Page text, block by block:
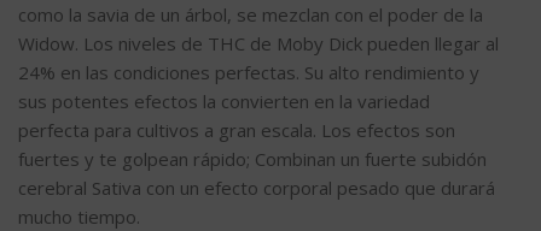
como la savia de un árbol, se mezclan con el poder de la
Widow. Los niveles de THC de Moby Dick pueden llegar al
24% en las condiciones perfectas. Su alto rendimiento y
sus potentes efectos la convierten en la variedad
perfecta para cultivos a gran escala. Los efectos son
fuertes y te golpean rápido; Combinan un fuerte subidón
cerebral Sativa con un efecto corporal pesado que durará
mucho tiempo.